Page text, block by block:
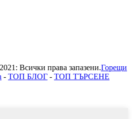
Всички права запазени.Горещи
- ТОП БЛОГ - ТОП ТЪРСЕНЕ